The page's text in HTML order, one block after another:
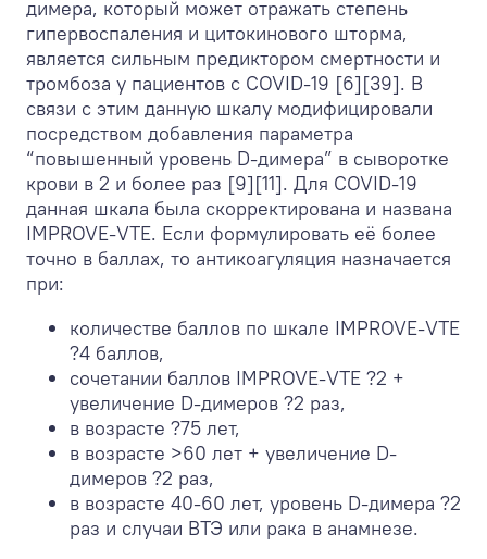
димера, который может отражать степень
гипервоспаления и цитокинового шторма,
является сильным предиктором смертности и
тромбоза у пациентов с COVID-19 [6][39]. В
связи с этим данную шкалу модифицировали
посредством добавления параметра
“повышенный уровень D-димера” в сыворотке
крови в 2 и более раз [9][11]. Для COVID-19
данная шкала была скорректирована и названа
IMPROVE-VTE. Если формулировать её более
точно в баллах, то антикоагуляция назначается
при:
количестве баллов по шкале IMPROVE-VTE
?4 баллов,
сочетании баллов IMPROVE-VTE ?2 +
увеличение D-димеров ?2 раз,
в возрасте ?75 лет,
в возрасте >60 лет + увеличение D-
димеров ?2 раз,
в возрасте 40-60 лет, уровень D-димера ?2
раз и случаи ВТЭ или рака в анамнезе.